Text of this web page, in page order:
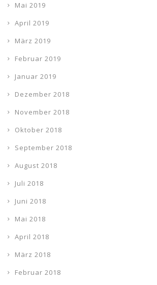
Mai 2019
April 2019
März 2019
Februar 2019
Januar 2019
Dezember 2018
November 2018
Oktober 2018
September 2018
August 2018
Juli 2018
Juni 2018
Mai 2018
April 2018
März 2018
Februar 2018